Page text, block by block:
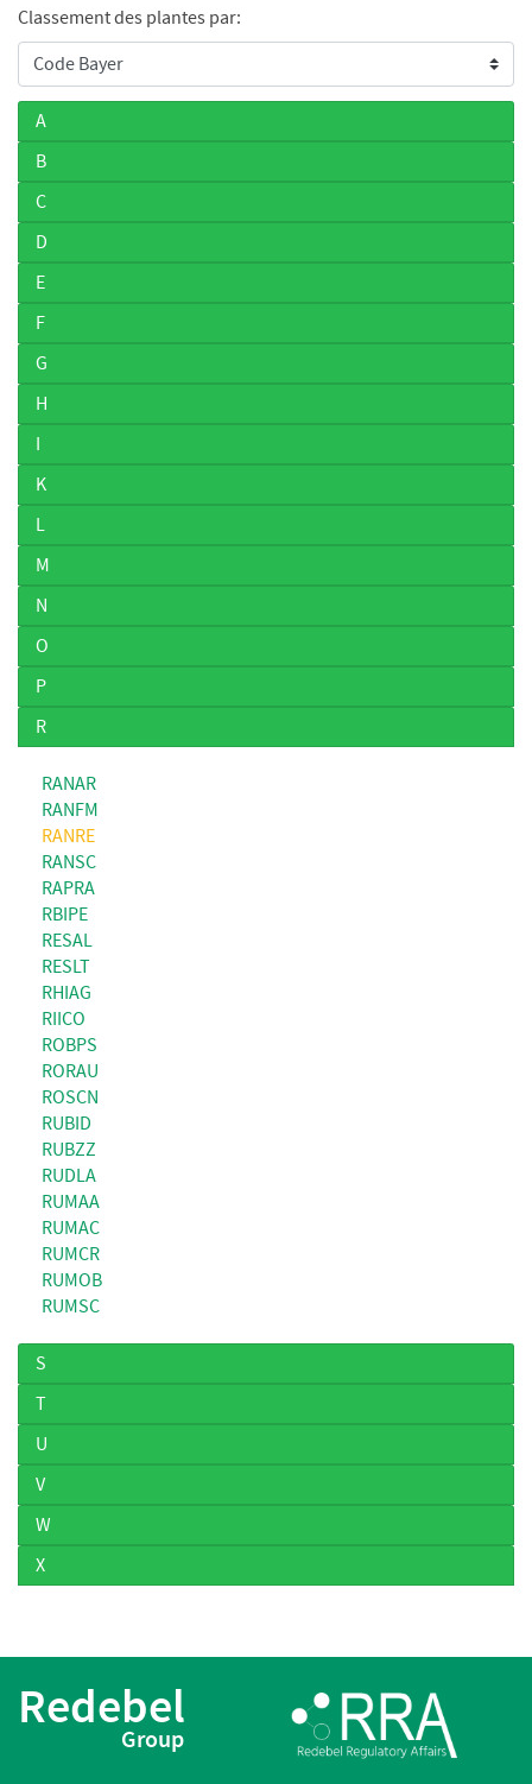
Classement des plantes par:
A
B
C
D
E
F
G
H
I
K
L
M
N
O
P
R
RANAR
RANFM
RANRE
RANSC
RAPRA
RBIPE
RESAL
RESLT
RHIAG
RIICO
ROBPS
RORAU
ROSCN
RUBID
RUBZZ
RUDLA
RUMAA
RUMAC
RUMCR
RUMOB
RUMSC
S
T
U
V
W
X
Redebel
Group